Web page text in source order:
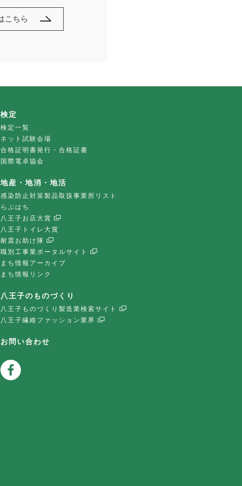
こちら
検定
検定一覧
ネット試験会場
合格証明書発行・合格証書
国際電卓協会
地産・地消・地活
感染防止対策製品取扱事業所リスト
らぶはち
八王子お店大賞
八王子トイレ大賞
耐震お助け隊
職別工事業ポータルサイト
まち情報アーカイブ
まち情報リンク
八王子のものづくり
八王子ものづくり製造業検索サイト
八王子繊維ファッション業界
お問い合わせ